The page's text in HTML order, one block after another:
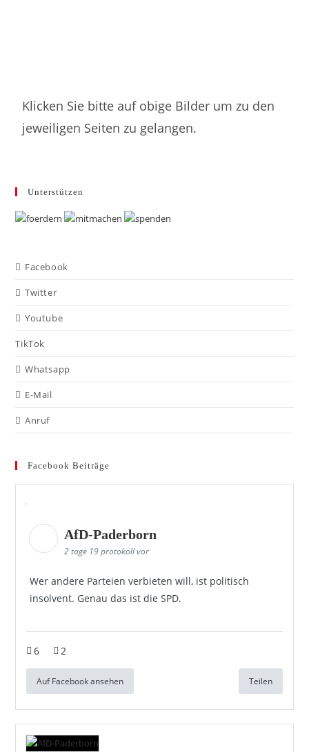
Klicken Sie bitte auf obige Bilder um zu den
jeweiligen Seiten zu gelangen.
Unterstützen
Facebook
Twitter
Youtube
TikTok
Whatsapp
E-Mail
Anruf
Facebook Beiträge
AfD-Paderborn
2 tage 19 protokoll vor
Wer andere Parteien verbieten will, ist politisch
insolvent. Genau das ist die SPD.
6 2
Auf Facebook ansehen Teilen